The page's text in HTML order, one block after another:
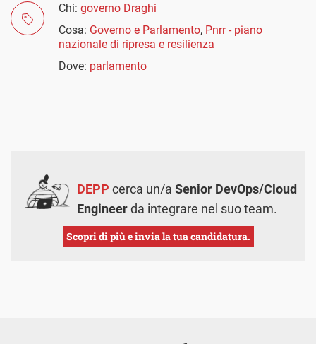
Chi: governo Draghi
Cosa: Governo e Parlamento, Pnrr - piano
nazionale di ripresa e resilienza
Dove: parlamento
DEPP cerca un/a Senior DevOps/Cloud
Engineerda integrare nel suo team.
Scopri di più e invia la tua candidatura.